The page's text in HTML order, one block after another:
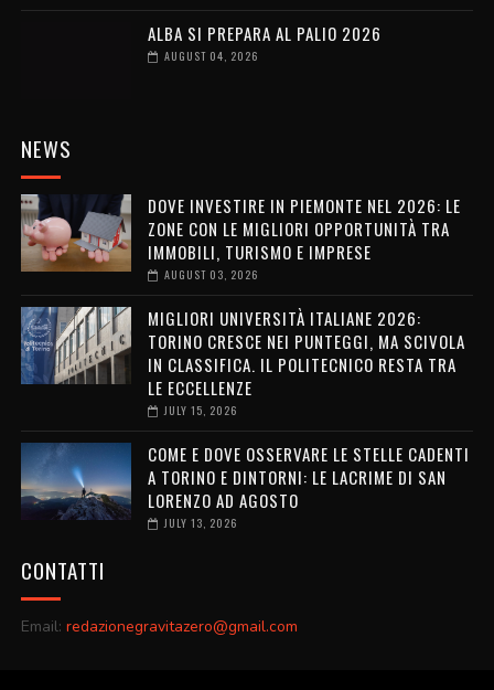
ALBA SI PREPARA AL PALIO 2026
AUGUST 04, 2026
NEWS
DOVE INVESTIRE IN PIEMONTE NEL 2026: LE
ZONE CON LE MIGLIORI OPPORTUNITÀ TRA
IMMOBILI, TURISMO E IMPRESE
AUGUST 03, 2026
MIGLIORI UNIVERSITÀ ITALIANE 2026:
TORINO CRESCE NEI PUNTEGGI, MA SCIVOLA
IN CLASSIFICA. IL POLITECNICO RESTA TRA
LE ECCELLENZE
JULY 15, 2026
COME E DOVE OSSERVARE LE STELLE CADENTI
A TORINO E DINTORNI: LE LACRIME DI SAN
LORENZO AD AGOSTO
JULY 13, 2026
CONTATTI
Email: redazionegravitazero@gmail.com